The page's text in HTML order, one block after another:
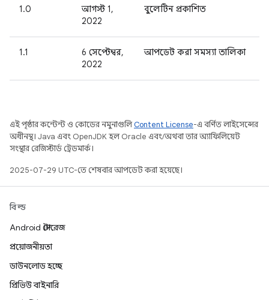
1.0
আগস্ট 1,
2022
বুলেটিন প্রকাশিত
1.1
6 সেপ্টেম্বর,
2022
আপডেট করা সমস্যা তালিকা
এই পৃষ্ঠার কন্টেন্ট ও কোডের নমুনাগুলিContent License-এ বর্ণিত লাইসেন্সের
অধীনস্থ। Java এবং OpenJDK হল Oracle এবং/অথবা তার অ্যাফিলিয়েট
সংস্থার রেজিস্টার্ড ট্রেডমার্ক।
2025-07-29 UTC-তে শেষবার আপডেট করা হয়েছে।
বিল্ড
Android স্টোরেজ
প্রয়োজনীয়তা
ডাউনলোড হচ্ছে
প্রিভিউ বাইনারি